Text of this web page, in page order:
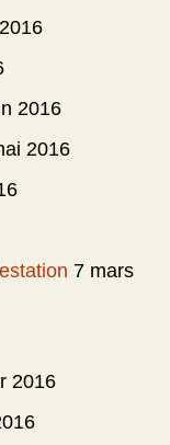
2016
2016
7 mars
2016